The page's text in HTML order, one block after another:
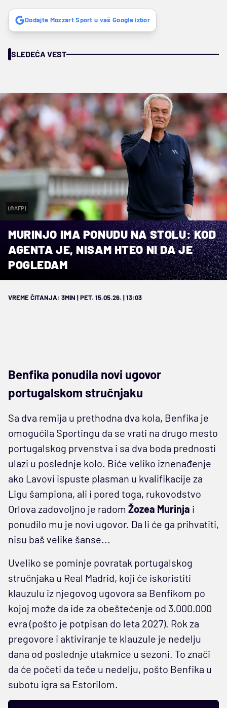
Dodajte Mozzart Sport u vaš Google izbor
SLEDEĆA VEST
(©AFP)
MURINJO IMA PONUDU NA STOLU: KOD
AGENTA JE, NISAM HTEO NI DA JE
POGLEDAM
VREME ČITANJA: 3MIN | PET. 15.05.26. | 13:03
Benfika ponudila novi ugovor
portugalskom stručnjaku
Sa dva remija u prethodna dva kola, Benfika je
omogućila Sportingu da se vrati na drugo mesto
portugalskog prvenstva i sa dva boda prednosti
ulazi u poslednje kolo. Biće veliko iznenađenje
ako Lavovi ispuste plasman u kvalifikacije za
Ligu šampiona, ali i pored toga, rukovodstvo
Orlova zadovoljno je radom Žozea Murinja i
ponudilo mu je novi ugovor. Da li će ga prihvatiti,
nisu baš velike šanse...
Uveliko se pominje povratak portugalskog
stručnjaka u Real Madrid, koji će iskoristiti
klauzulu iz njegovog ugovora sa Benfikom po
kojoj može da ide za obeštećenje od 3.000.000
evra (pošto je potpisan do leta 2027). Rok za
pregovore i aktiviranje te klauzule je nedelju
dana od poslednje utakmice u sezoni. To znači
da će početi da teče u nedelju, pošto Benfika u
subotu igra sa Estorilom.